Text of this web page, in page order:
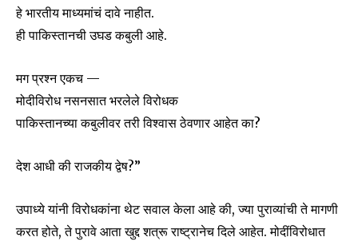
हे भारतीय माध्यमांचं दावे नाहीत.
ही पाकिस्तानची उघड कबुली आहे.
मग प्रश्न एकच —
मोदीविरोध नसनसात भरलेले विरोधक
पाकिस्तानच्या कबुलीवर तरी विश्वास ठेवणार आहेत का?
देश आधी की राजकीय द्वेष?”
उपाध्ये यांनी विरोधकांना थेट सवाल केला आहे की, ज्या पुराव्यांची ते मागणी
करत होते, ते पुरावे आता खुद्द शत्रू राष्ट्रानेच दिले आहेत. मोदींविरोधात